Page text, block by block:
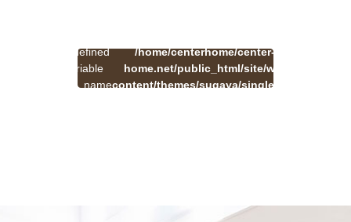
Undefined
variable
$cat_name
/home/centerhome/center-
home.net/public_html/site/wp-
content/themes/sugaya/single.php